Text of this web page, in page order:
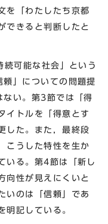
を「わたしたち京都
できると判断したと
可能な社会」という
」についての問題提
ない。第3節では「得
イトルを「得意とす
した。また，最終段
こうした特性を生か
いる。第4節は「新し
向性が見えにくいと
いのは「信頼」であ
明記している。